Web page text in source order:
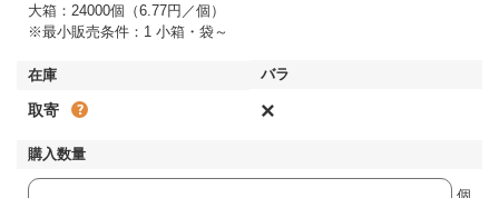
大箱：24000個（6.77円／個）
※最小販売条件：1 小箱・袋～
取寄 ×